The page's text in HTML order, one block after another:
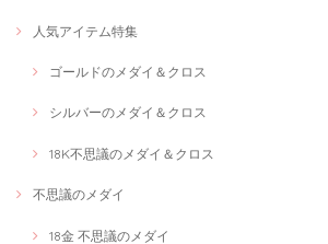
人気アイテム特集
ゴールドのメダイ＆クロス
シルバーのメダイ＆クロス
18K不思議のメダイ＆クロス
不思議のメダイ
18金 不思議のメダイ